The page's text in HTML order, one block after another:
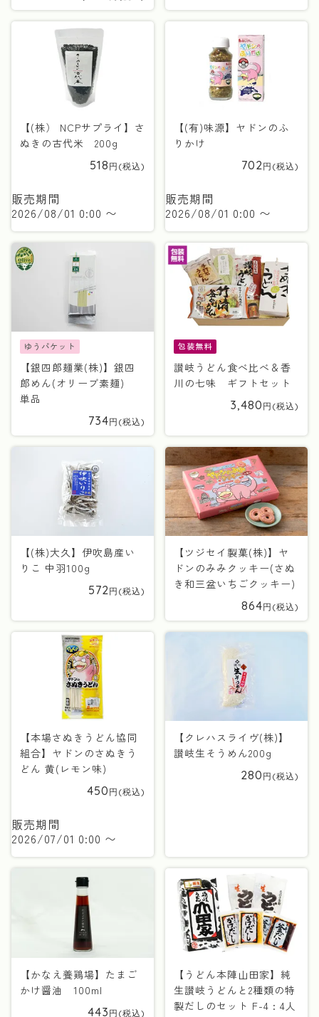
【(株） NCPサプライ】さ
ぬきの古代米 200g
518
販売期間
2026/08/01 0:00 〜
【(有)味源】ヤドンのふ
りかけ
702
販売期間
2026/08/01 0:00 〜
ゆうパケット
【銀四郎麺業(株)】銀四
郎めん(オリーブ素麺)
単品
734
包装無料
讃岐うどん食べ比べ＆香
川の七味 ギフトセット
3,480
【(株)大久】伊吹島産い
りこ 中羽100g
572
【ツジセイ製菓(株)】ヤ
ドンのみみクッキー(さぬ
き和三盆いちごクッキー)
864
【本場さぬきうどん協同
組合】ヤドンのさぬきう
どん 黄(レモン味)
450
販売期間
2026/07/01 0:00 〜
【クレハスライヴ(株)】
讃岐生そうめん200g
280
【かなえ養鶏場】たまご
かけ醤油 100ml
443
【うどん本陣山田家】純
生讃岐うどんと2種類の特
製だしのセット F-4 : 4人